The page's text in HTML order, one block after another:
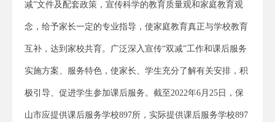
减”文件及配套政策，宣传科学的教育质量观和家庭教育观
念，给予家长一定的专业指导，使家庭教育真正与学校教育
互补，达到家校共育。广泛深入宣传“双减”工作和课后服务
实施方案、服务特色，使家长、学生充分了解有关安排，积
极引导、促进学生参加课后服务。截至2022年6月25日，保
山市应提供课后服务学校897所，实际提供课后服务学校897